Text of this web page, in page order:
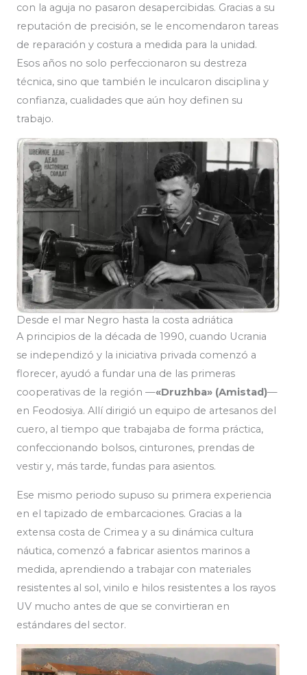
con la aguja no pasaron desapercibidas. Gracias a su
reputación de precisión, se le encomendaron tareas
de reparación y costura a medida para la unidad.
Esos años no solo perfeccionaron su destreza
técnica, sino que también le inculcaron disciplina y
confianza, cualidades que aún hoy definen su
trabajo.
Desde el mar Negro hasta la costa adriática
A principios de la década de 1990, cuando Ucrania
se independizó y la iniciativa privada comenzó a
florecer, ayudó a fundar una de las primeras
cooperativas de la región —«Druzhba» (Amistad)—
en Feodosiya. Allí dirigió un equipo de artesanos del
cuero, al tiempo que trabajaba de forma práctica,
confeccionando bolsos, cinturones, prendas de
vestir y, más tarde, fundas para asientos.
Ese mismo periodo supuso su primera experiencia
en el tapizado de embarcaciones. Gracias a la
extensa costa de Crimea y a su dinámica cultura
náutica, comenzó a fabricar asientos marinos a
medida, aprendiendo a trabajar con materiales
resistentes al sol, vinilo e hilos resistentes a los rayos
UV mucho antes de que se convirtieran en
estándares del sector.